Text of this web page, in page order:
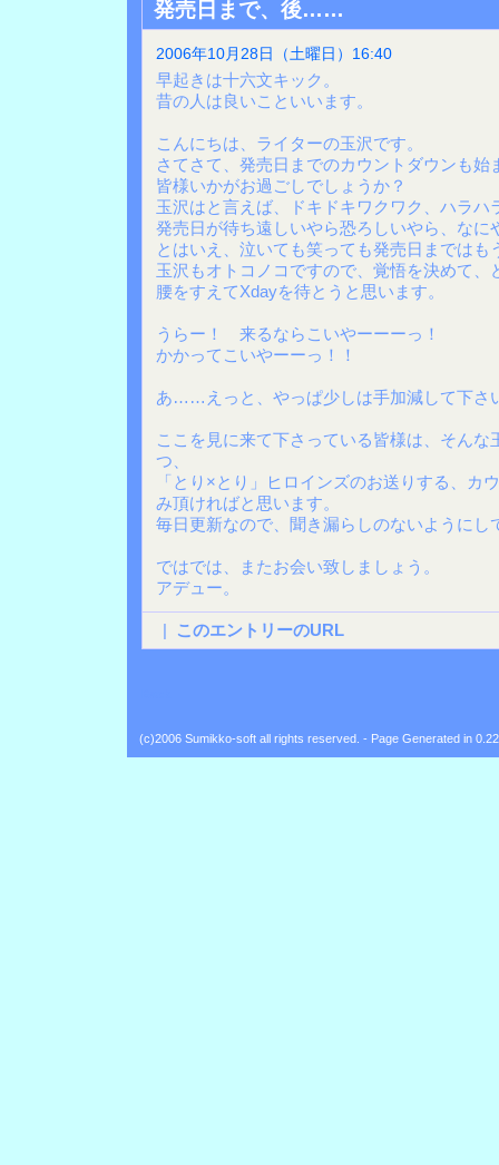
発売日まで、後……
2006年10月28日（土曜日）16:40
早起きは十六文キック。
昔の人は良いこといいます。
こんにちは、ライターの玉沢です。
さてさて、発売日までのカウントダウンも始
皆様いかがお過ごしでしょうか？
玉沢はと言えば、ドキドキワクワク、ハラハ
発売日が待ち遠しいやら恐ろしいやら、なに
とはいえ、泣いても笑っても発売日まではも
玉沢もオトコノコですので、覚悟を決めて、
腰をすえてXdayを待とうと思います。
うらー！ 来るならこいやーーーっ！
かかってこいやーーっ！！
あ……えっと、やっぱ少しは手加減して下さ
ここを見に来て下さっている皆様は、そんな
つ、
「とり×とり」ヒロインズのお送りする、カ
み頂ければと思います。
毎日更新なので、聞き漏らしのないようにし
ではでは、またお会い致しましょう。
アデュー。
| このエントリーのURL
(c)2006 Sumikko-soft all rights reserved. - Page Generated in